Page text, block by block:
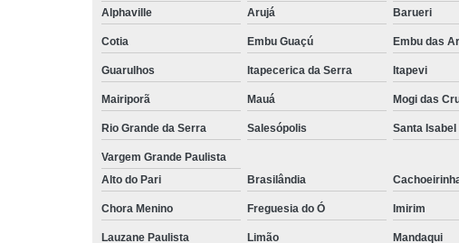
Alphaville
Arujá Barueri
Cotia Embu Guaçú Embu das
Guarulhos Itapecerica da Serra Itapevi
Mairiporã Mauá Mogi das
Rio Grande da Serra Salesópolis Santa Isabel
Vargem Grande Paulista
Alto do Pari
Brasilândia
Chora Menino Freguesia do Ó Imirim
Lauzane Paulista Limão Mandaqui